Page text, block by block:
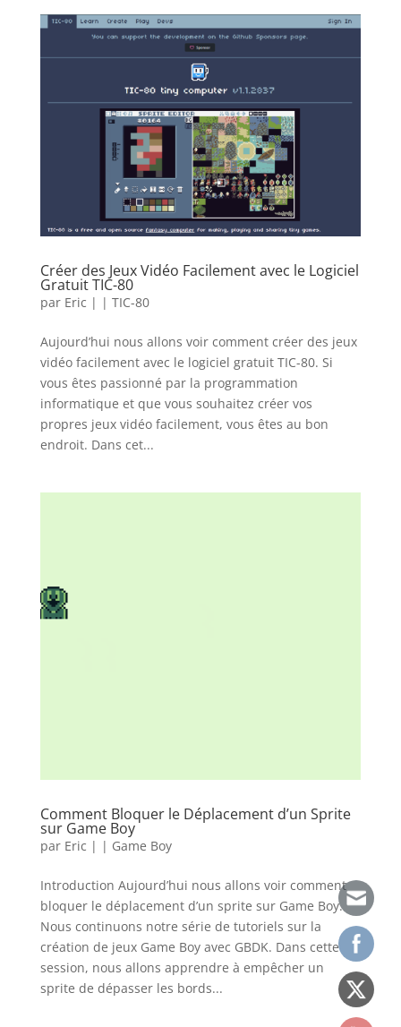
Créer des Jeux Vidéo Facilement avec le Logiciel
Gratuit TIC-80
par Eric | | TIC-80
Aujourd’hui nous allons voir comment créer des jeux
vidéo facilement avec le logiciel gratuit TIC-80. Si
vous êtes passionné par la programmation
informatique et que vous souhaitez créer vos
propres jeux vidéo facilement, vous êtes au bon
endroit. Dans cet...
Comment Bloquer le Déplacement d’un Sprite
sur Game Boy
par Eric | | Game Boy
Introduction Aujourd’hui nous allons voir comment
bloquer le déplacement d’un sprite sur Game Boy.
Nous continuons notre série de tutoriels sur la
création de jeux Game Boy avec GBDK. Dans cette
session, nous allons apprendre à empêcher un
sprite de dépasser les bords...